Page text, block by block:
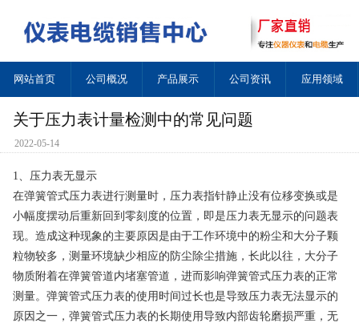
网站首页 公司概况 产品展示 公司资讯 应用领域
关于压力表计量检测中的常见问题
2022-05-14
1、压力表无显示
在弹簧管式压力表进行测量时，压力表指针静止没有位移变换或是
小幅度摆动后重新回到零刻度的位置，即是压力表无显示的问题表
现。造成这种现象的主要原因是由于工作环境中的粉尘和大分子颗
粒物较多，测量环境缺少相应的防尘除尘措施，长此以往，大分子
物质附着在弹簧管道内堵塞管道，进而影响弹簧管式压力表的正常
测量。弹簧管式压力表的使用时间过长也是导致压力表无法显示的
原因之一，弹簧管式压力表的长期使用导致内部齿轮磨损严重，无